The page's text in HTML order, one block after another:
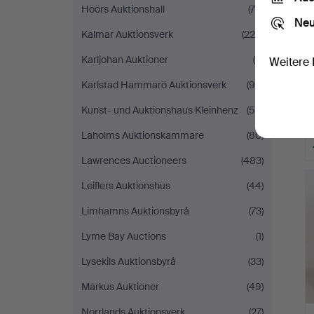
Höörs Auktionshall
(79)
Kalmar Auktionsverk
(225)
Karljohan Auktioner
(5)
Karlstad Hammarö Auktionsverk
(94)
Kunst- und Auktionshaus Kleinhenz
(55)
Laholms Auktionskammare
(80)
Lawrences Auctioneers
(483)
Leiflers Auktionshus
(44)
Limhamns Auktionsbyrå
(73)
Lyme Bay Auctions
(1)
Lysekils Auktionsbyrå
(33)
Markus Auktioner
(49)
Weitere